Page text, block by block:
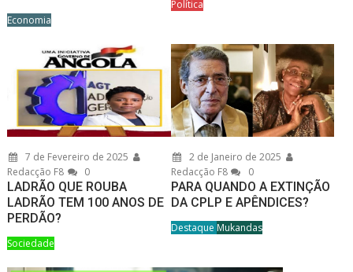
Economia
Política
7 de Fevereiro de 2025
Redacção F8
0
LADRÃO QUE ROUBA
LADRÃO TEM 100 ANOS DE
PERDÃO?
Sociedade
2 de Janeiro de 2025
Redacção F8
0
PARA QUANDO A EXTINÇÃO
DA CPLP E APÊNDICES?
Destaque Mukandas